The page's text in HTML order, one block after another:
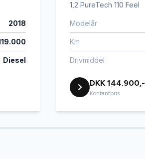
2018
Diesel
1,2 PureTech 110 Feel
Modelår
Km
Drivmiddel
DKK 144.900,-
Kontantpris